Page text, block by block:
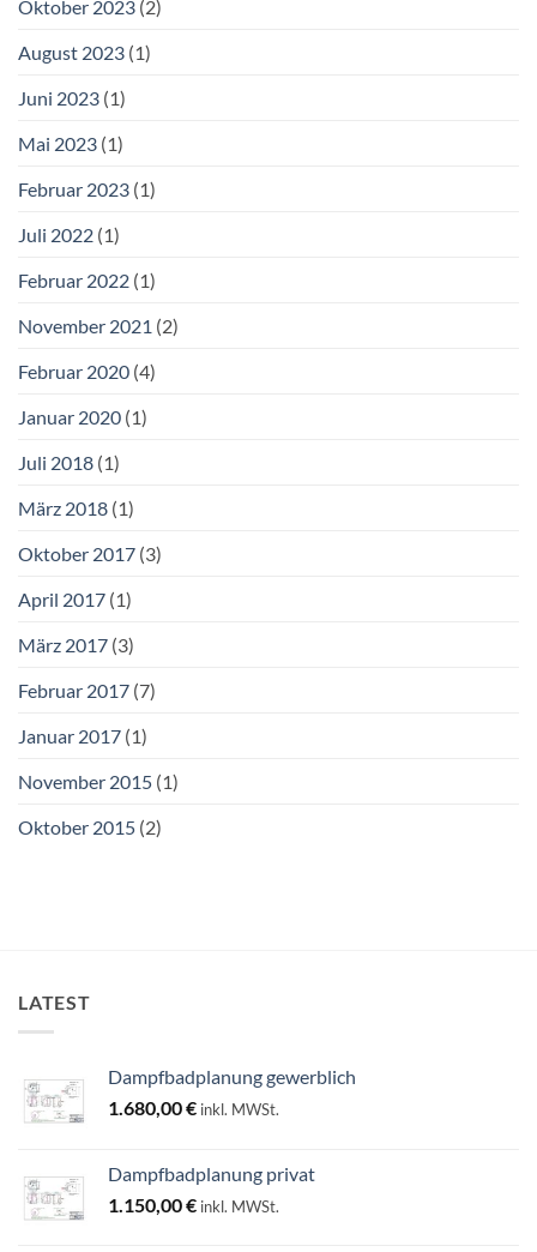
Oktober 2023 (2)
August 2023 (1)
Juni 2023 (1)
Mai 2023 (1)
Februar 2023 (1)
Juli 2022 (1)
Februar 2022 (1)
November 2021 (2)
Februar 2020 (4)
Januar 2020 (1)
Juli 2018 (1)
März 2018 (1)
Oktober 2017 (3)
April 2017 (1)
März 2017 (3)
Februar 2017 (7)
Januar 2017 (1)
November 2015 (1)
Oktober 2015 (2)
LATEST
Dampfbadplanung gewerblich
1.680,00€ inkl. MWSt.
Dampfbadplanung privat
1.150,00€ inkl. MWSt.